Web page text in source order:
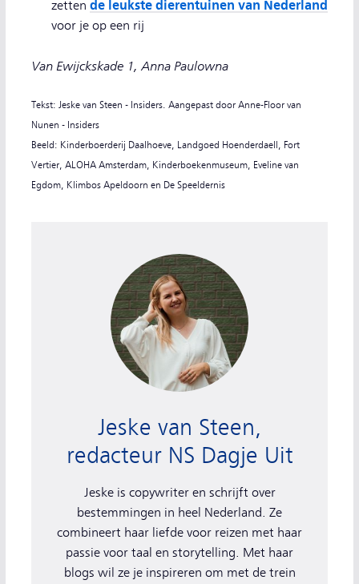
zetten de leukste dierentuinen van Nederland
voor je op een rij
Van Ewijckskade 1, Anna Paulowna
Tekst: Jeske van Steen - Insiders. Aangepast door Anne-Floor van
Nunen - Insiders
Beeld: Kinderboerderij Daalhoeve, Landgoed Hoenderdaell, Fort
Vertier, ALOHA Amsterdam, Kinderboekenmuseum, Eveline van
Egdom, Klimbos Apeldoorn en De Speeldernis
Redacteur Jeske van Steen
Jeske is copywriter en schrijft over
bestemmingen in heel Nederland. Ze
combineert haar liefde voor reizen met haar
passie voor taal en storytelling. Met haar
blogs wil ze je inspireren om met de trein
Jeske van Steen,
redacteur NS Dagje Uit